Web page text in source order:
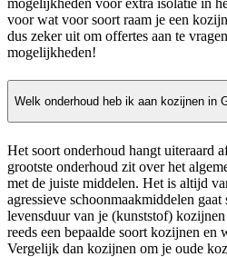
voor wat voor soort raam je een
dus zeker uit om offertes aan te
mogelijkheden!
Welk onderhoud heb ik aan kozijnen in
Het soort onderhoud hangt uiteraard
grootste onderhoud zit over het
met de juiste middelen. Het is altijd
agressieve schoonmaakmiddelen
levensduur van je (kunststof)
reeds een bepaalde soort kozijnen en
Vergelijk dan kozijnen om je oude